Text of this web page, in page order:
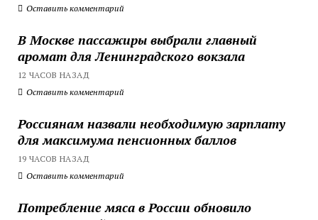
Оставить комментарий
В Москве пассажиры выбрали главный
аромат для Ленинградского вокзала
12 ЧАСОВ НАЗАД
Оставить комментарий
Россиянам назвали необходимую зарплату
для максимума пенсионных баллов
19 ЧАСОВ НАЗАД
Оставить комментарий
Потребление мяса в России обновило